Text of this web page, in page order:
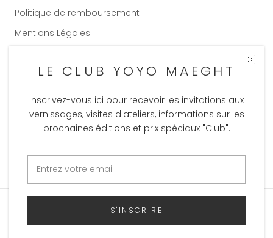
LE CLUB YOYO MAEGHT
Inscrivez-vous ici pour recevoir les invitations aux
vernissages, visites d'ateliers, informations sur les
prochaines éditions et prix spéciaux "Club".
S'INSCRIRE
Politique de remboursement
Mentions Légales
Langue
FRANÇAIS
Copyright 2020 © Yoyo Maeght- Made byMaxime